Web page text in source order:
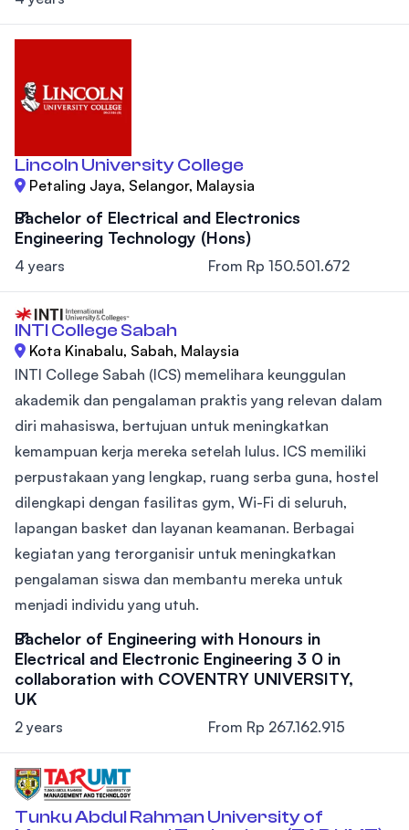
Lincoln University College
Petaling Jaya, Selangor, Malaysia
Bachelor of Electrical and Electronics
Engineering Technology (Hons)
4 years From Rp 150.501.672
INTI College Sabah
Kota Kinabalu, Sabah, Malaysia
INTI College Sabah (ICS) memelihara keunggulan
akademik dan pengalaman praktis yang relevan dalam
diri mahasiswa, bertujuan untuk meningkatkan
kemampuan kerja mereka setelah lulus. ICS memiliki
perpustakaan yang lengkap, ruang serba guna, hostel
dilengkapi dengan fasilitas gym, Wi-Fi di seluruh,
lapangan basket dan layanan keamanan. Berbagai
kegiatan yang terorganisir untuk meningkatkan
pengalaman siswa dan membantu mereka untuk
menjadi individu yang utuh.
Bachelor of Engineering with Honours in
Electrical and Electronic Engineering 3 0 in
collaboration with COVENTRY UNIVERSITY,
UK
2 years From Rp 267.162.915
Tunku Abdul Rahman University of